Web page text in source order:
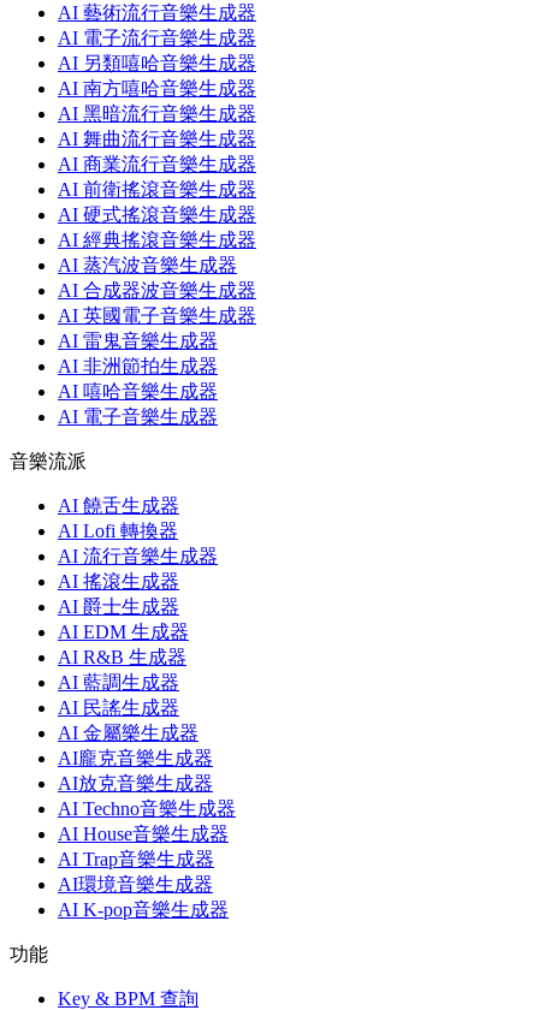
AI 藝術流行音樂生成器
AI 電子流行音樂生成器
AI 另類嘻哈音樂生成器
AI 南方嘻哈音樂生成器
AI 黑暗流行音樂生成器
AI 舞曲流行音樂生成器
AI 商業流行音樂生成器
AI 前衛搖滾音樂生成器
AI 硬式搖滾音樂生成器
AI 經典搖滾音樂生成器
AI 蒸汽波音樂生成器
AI 合成器波音樂生成器
AI 英國電子音樂生成器
AI 雷鬼音樂生成器
AI 非洲節拍生成器
AI 嘻哈音樂生成器
AI 電子音樂生成器
音樂流派
AI 饒舌生成器
AI Lofi 轉換器
AI 流行音樂生成器
AI 搖滾生成器
AI 爵士生成器
AI EDM 生成器
AI R&B 生成器
AI 藍調生成器
AI 民謠生成器
AI 金屬樂生成器
AI龐克音樂生成器
AI放克音樂生成器
AI Techno音樂生成器
AI House音樂生成器
AI Trap音樂生成器
AI環境音樂生成器
AI K-pop音樂生成器
功能
Key & BPM 查詢